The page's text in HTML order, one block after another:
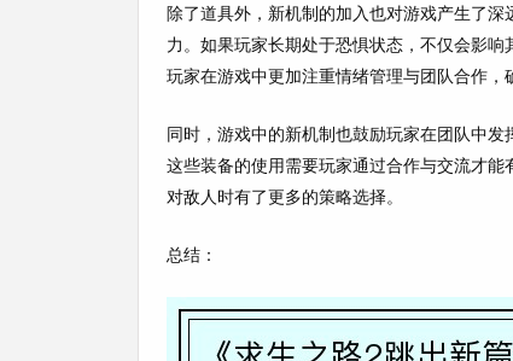
除了道具外，新机制的加入也对游戏产生了深
力。如果玩家长期处于恐惧状态，不仅会影
玩家在游戏中更加注重情绪管理与团队合作，
同时，游戏中的新机制也鼓励玩家在团队中
这些装备的使用需要玩家通过合作与交流才
对敌人时有了更多的策略选择。
总结：